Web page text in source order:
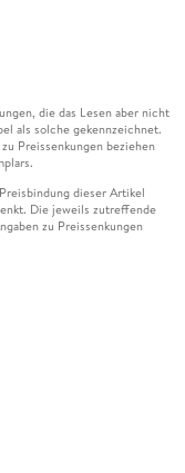
die das Lesen aber nicht
als solche gekennzeichnet.
Preissenkungen beziehen
dieser Artikel
Die jeweils zutreffende
zu Preissenkungen